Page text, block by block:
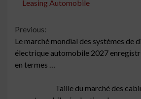
Leasing Automobile
Continue
Reading
Previous:
Le marché mondial des systèmes de
électrique automobile 2027
en termes …
Taille du marché des